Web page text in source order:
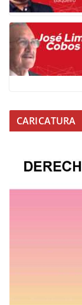
CARICATURA